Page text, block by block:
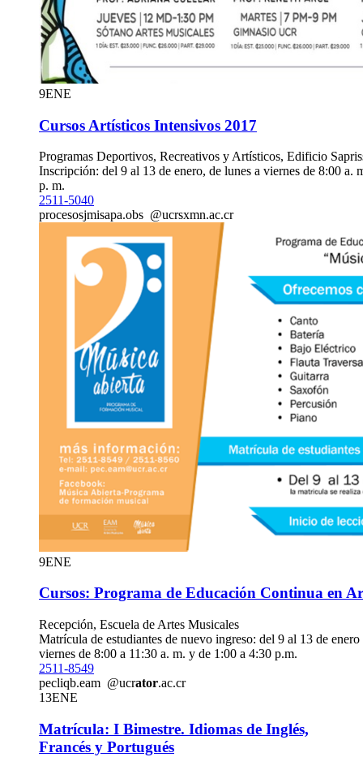
9ENE
Cursos Artísticos Intensivos 2017
Programas Deportivos, Recreativos y Artísticos, Edificio
Inscripción: del 9 al 13 de enero, de lunes a viernes de 8:00 a.
p. m.
2511-5040
procesosjmisapa.obs @ucrsxmn.ac.cr
9ENE
Cursos: Programa de Educación Continua en
Recepción, Escuela de Artes Musicales
Matrícula de estudiantes de nuevo ingreso: del 9 al 13 de
viernes de 8:00 a 11:30 a. m. y de 1:00 a 4:30 p.m.
2511-8549
pecliqb.eam @ucrator.ac.cr
13ENE
Matrícula: I Bimestre. Idiomas de Inglés,
Francés y Portugués